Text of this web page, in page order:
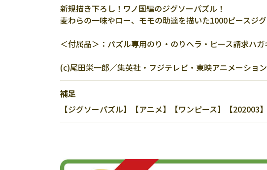
新規描き下ろし！ワノ国編のジグソーパズル！
麦わらの一味やロー、モモの助達を描いた1000ピースジグ
＜付属品＞：パズル専用のり・のりヘラ・ピース請求ハガ
(c)尾田栄一郎／集英社・フジテレビ・東映アニメーション
補足
【ジグソーパズル】【アニメ】【ワンピース】【202003